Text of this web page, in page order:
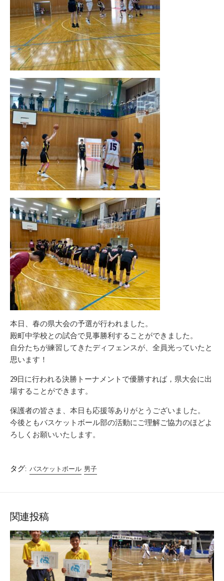
本日、春の県大会の予選が行われました。
殿町中学校との試合で見事勝利することができました。
自分たちが練習してきたディフェンスが、全員光っていたと
思います！
29日に行われる決勝トーナメントで優勝すれば，県大会に出
場することができます。
保護者の皆さま、本日も応援等ありがとうございました。
今後ともバスケットボール部の活動にご理解ご協力のほどよ
ろしくお願いいたします。
タグ: バスケットボール 男子
関連投稿